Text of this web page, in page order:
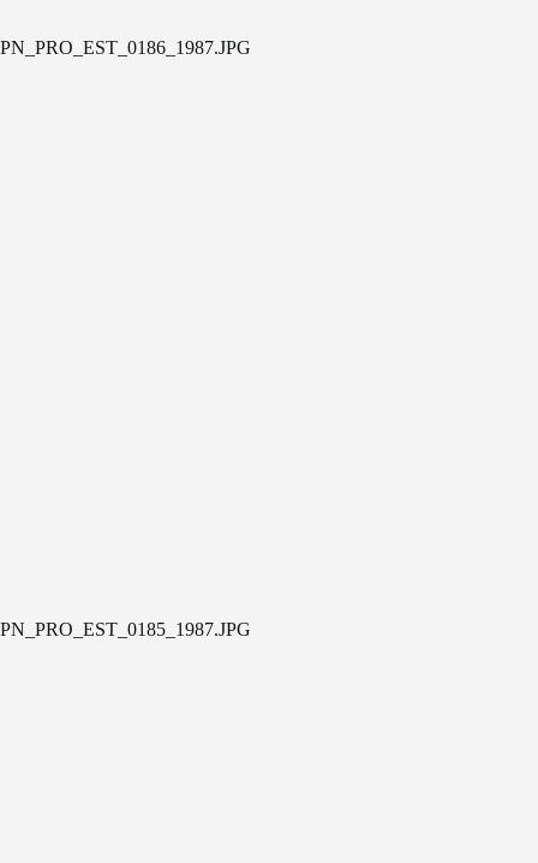
PN_PRO_EST_0186_1987.JPG
PN_PRO_EST_0185_1987.JPG